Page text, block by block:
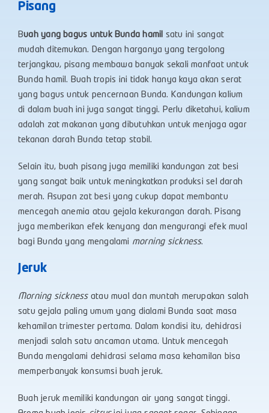
Pisang
Buah yang bagus untuk Bunda hamil satu ini sangat
mudah ditemukan. Dengan harganya yang tergolong
terjangkau, pisang membawa banyak sekali manfaat untuk
Bunda hamil. Buah tropis ini tidak hanya kaya akan serat
yang bagus untuk pencernaan Bunda. Kandungan kalium
di dalam buah ini juga sangat tinggi. Perlu diketahui, kalium
adalah zat makanan yang dibutuhkan untuk menjaga agar
tekanan darah Bunda tetap stabil.
Selain itu, buah pisang juga memiliki kandungan zat besi
yang sangat baik untuk meningkatkan produksi sel darah
merah. Asupan zat besi yang cukup dapat membantu
mencegah anemia atau gejala kekurangan darah. Pisang
juga memberikan efek kenyang dan mengurangi efek mual
bagi Bunda yang mengalami morning sickness.
Jeruk
Morning sicknessatau mual dan muntah merupakan salah
satu gejala paling umum yang dialami Bunda saat masa
kehamilan trimester pertama. Dalam kondisi itu, dehidrasi
menjadi salah satu ancaman utama. Untuk mencegah
Bunda mengalami dehidrasi selama masa kehamilan bisa
memperbanyak konsumsi buah jeruk.
Buah jeruk memiliki kandungan air yang sangat tinggi.